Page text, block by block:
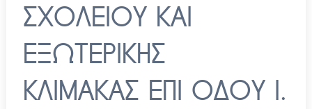
ΣΧΟΛΕΙΟΥ ΚΑΙ
ΕΞΩΤΕΡΙΚΗΣ
ΚΛΙΜΑΚΑΣ ΕΠΙ ΟΔΟΥ Ι.